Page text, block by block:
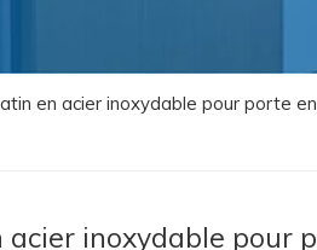
en acier inoxydable pour porte
inoxydable pour